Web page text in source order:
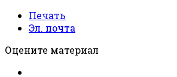
Печать
Эл. почта
Оцените материал